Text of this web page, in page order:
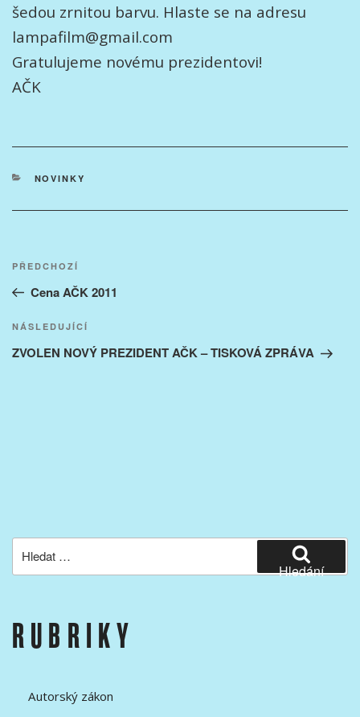
šedou zrnitou barvu. Hlaste se na adresu
lampafilm@gmail.com
Gratulujeme novému prezidentovi!
AČK
RUBRIKY
NOVINKY
příspěvek
Předchozí
příspěvek
PŘEDCHOZÍ
Cena AČK 2011
Následující
příspěvek
NÁSLEDUJÍCÍ
ZVOLEN NOVÝ PREZIDENT AČK – TISKOVÁ ZPRÁVA
Hledání
RUBRIKY
Autorský zákon